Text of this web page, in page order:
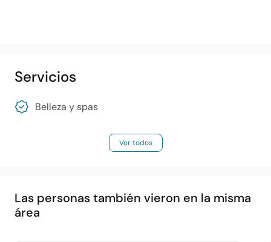
Servicios
Belleza y spas
Ver todos
Las personas también vieron en la misma
área